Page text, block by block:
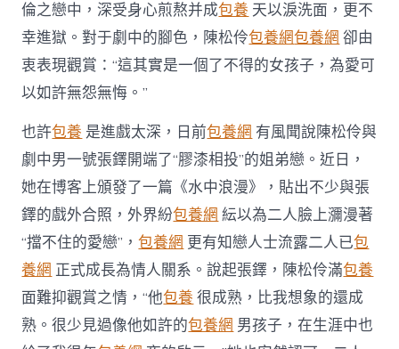
倫之戀中，深受身心煎熬并成包養 天以淚洗面，更不
幸進獄。對于劇中的腳色，陳松伶包養網包養網 卻由
衷表現觀賞：“這其實是一個了不得的女孩子，為愛可
以如許無怨無悔。”
也許包養 是進戲太深，日前包養網 有風聞說陳松伶與
劇中男一號張鐸開端了“膠漆相投”的姐弟戀。近日，
她在博客上頒發了一篇《水中浪漫》，貼出不少與張
鐸的戲外合照，外界紛包養網 紜以為二人臉上瀰漫著
“擋不住的愛戀”，包養網 更有知戀人士流露二人已包
養網 正式成長為情人關系。說起張鐸，陳松伶滿包養
面難抑觀賞之情，“他包養 很成熟，比我想象的還成
熟。很少見過像他如許的包養網 男孩子，在生涯中也